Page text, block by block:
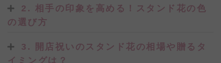
2. 相手の印象を高める！スタンド花の色
の選び方
3. 開店祝いのスタンド花の相場や贈るタ
イミングは？